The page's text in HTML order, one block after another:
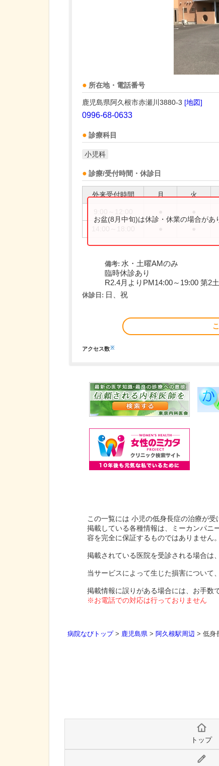
所在地・電話番号
鹿児島県阿久根市赤瀬川3880-3 [地図]
0996-68-0633
診療科目
小児科
診療/受付時間・休診日
外来受付時間 月 火
お盆(8月中旬)は休診・休業の場合があ
備考: 水・土曜AMのみ
臨時休診あり
R2.4月よりPM14:00～19:00 第2
休診日: 日、祝
アクセス数※
この一覧には 小児の低身長症の治療が受
掲載している各種情報は、ミーカンパニ
容を完全に保証するものではありません。
掲載されている医院を受診される場合は
当サービスによって生じた損害について
掲載情報に誤りがある場合には、お手数
※お電話での対応は行っておりません
病院なびトップ> 鹿児島県 > 阿久根駅周辺 > 低身
トップ